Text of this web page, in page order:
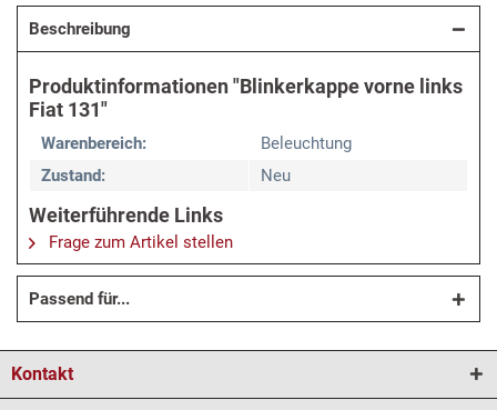
Beschreibung
Produktinformationen "Blinkerkappe vorne links
Fiat 131"
Warenbereich:
Beleuchtung
Zustand:
Neu
Weiterführende Links
Frage zum Artikel stellen
Passend für...
Kontakt